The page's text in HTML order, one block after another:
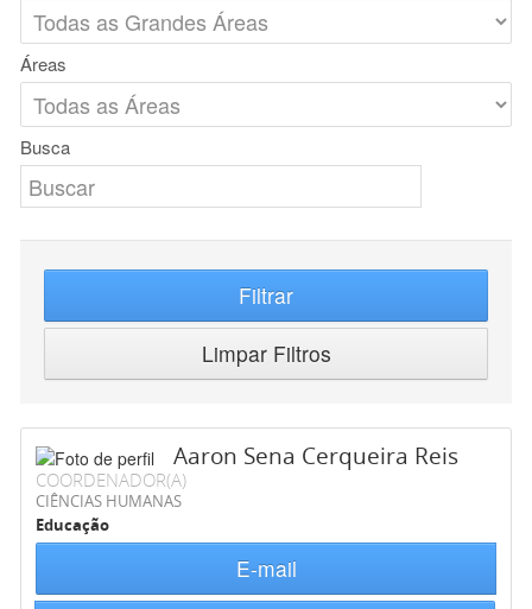
Áreas
Busca
Filtrar
Limpar Filtros
Aaron Sena Cerqueira Reis
COORDENADOR(A)
CIÊNCIAS HUMANAS
Educação
E-mail